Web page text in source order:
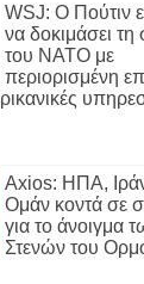
WSJ: Ο Πούτιν
να δοκιμάσει τη
του ΝΑΤΟ με
περιορισμένη
Axios: ΗΠΑ,
Ομάν κοντά σε
για το άνοιγμα
Στενών του